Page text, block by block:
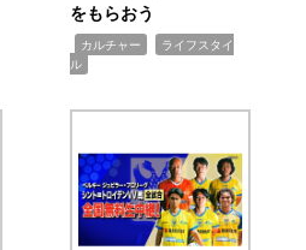
をもらおう
カルチャー
ライフスタイ
ル